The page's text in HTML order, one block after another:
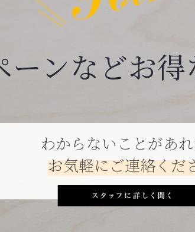
わからないことがあれ
お気軽にご連絡くだ
ーンなどお